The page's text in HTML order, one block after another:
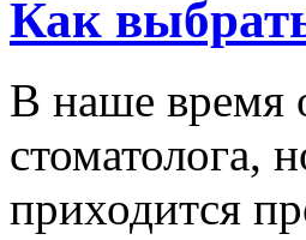
Как
В наше время
стоматолога,
приходится